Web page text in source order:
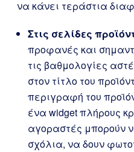
να κάνει τεράστια
Στις σελίδες
προφανές και
τις βαθμολογίες
στον τίτλο του
περιγραφή του
ένα widget πλήρους
αγοραστές μπορούν
σχόλια, να δουν